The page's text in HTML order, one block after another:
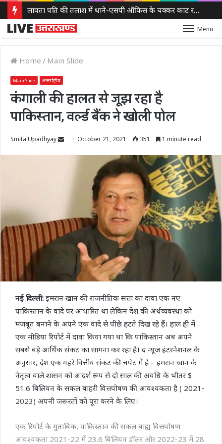
लापता पति की तलाश में थाने-एसपी ऑफिस के चक्कर काट रही नवविवाहिता, ससुराल वालों पर गंभीर आरोप
Menu
Home / Main Slide
Main Slide अन्तर्राष्ट्रीय
कंगाली की हालत से जूझ रहा है
पाकिस्तान, वर्ल्ड बैंक ने खोली पोल
Smita Upadhyay
SendOctober 21, 2021 351 1 minute read
नई दिल्ली: इमरान खान की राजनीतिक सत्ता का दावा एक नए
पाकिस्तान के वादे पर आधारित था लेकिन देश की अर्थव्यवस्था को
मजबूत बनाने के अपने एक वादे से पीछे हटते दिख रहे हैं। हाल ही में
एक मीडिया रिपोर्ट में दावा किया गया था कि पाकिस्तान अब अपने
सबसे बड़े आर्थिक संकट का सामना कर रहा है। द न्यूज इंटरनेशनल के
अनुसार, देश एक गहरे वित्तीय संकट की चपेट में है – इमरान खान के
नेतृत्व वाले शासन को आदर्श रूप से दो साल की अवधि के भीतर $
51.6 बिलियन के सकल बाहरी वित्तपोषण की आवश्यकता है ( 2021-
2023) अपनी जरूरतों को पूरा करने के लिए।
एक रिपोर्ट के मुताबिक, पाकिस्तान की सकल बाह्य वित्तपोषण
आवश्यकता 2021-22 में 23.6 बिलियन डॉलर और 2022-23 में 28